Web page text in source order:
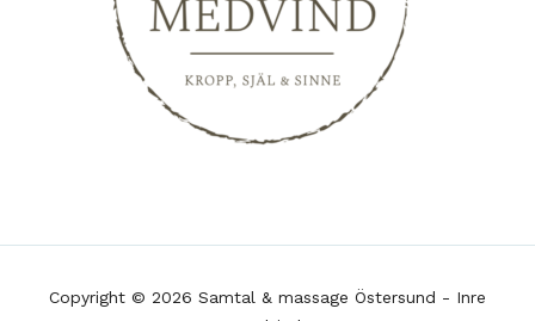
Copyright © 2026 Samtal & massage Östersund - Inre